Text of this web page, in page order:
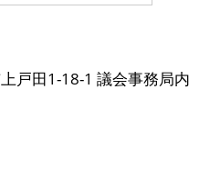
戸田1-18-1 議会事務局内